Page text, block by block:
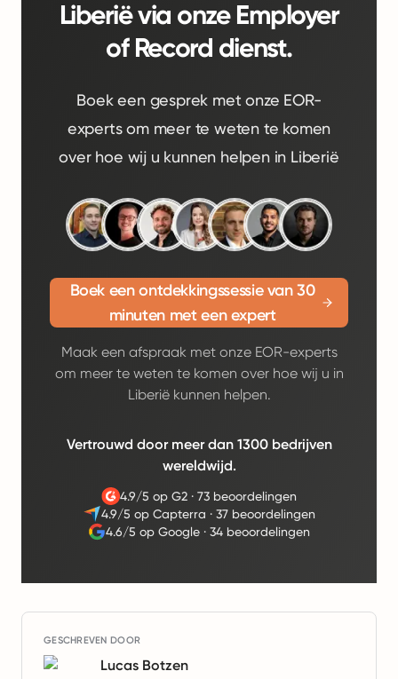
Liberië via onze Employer
of Record dienst.
Boek een gesprek met onze EOR-
experts om meer te weten te komen
over hoe wij u kunnen helpen in Liberië
Boek een ontdekkingssessie van 30
minuten met een expert
Maak een afspraak met onze EOR-experts
om meer te weten te komen over hoe wij u in
Liberië kunnen helpen.
Vertrouwd door meer dan 1300 bedrijven
wereldwijd.
4.9/5 op G2· 73 beoordelingen
4.9/5 op Capterra · 37 beoordelingen
4.6/5 op Google ·34 beoordelingen
GESCHREVEN DOOR
Lucas Botzen